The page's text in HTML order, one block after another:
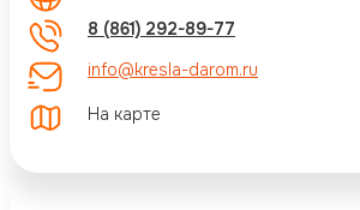
8 (861) 292-89-77
info@kresla-darom.ru
На карте